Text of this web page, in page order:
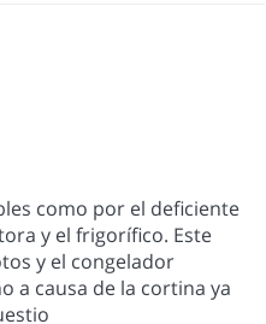
como por el deficiente
y el frigorífico. Este
y el congelador
a causa de la cortina ya